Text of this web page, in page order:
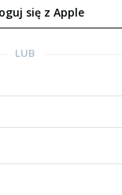
się z Apple
LUB